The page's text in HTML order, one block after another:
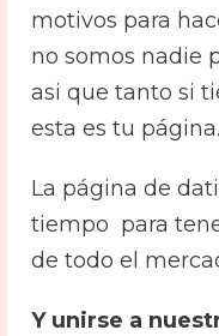
motivos para
no somos nadie
asi que tanto si
esta es tu página.
La página de
tiempo para
de todo el
Y unirse a